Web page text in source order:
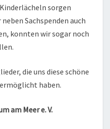
sorgen
Sachspenden auch
konnten wir sogar noch
die uns diese schöne
haben.
am Meer e. V.